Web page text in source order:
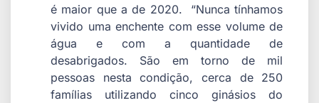
é maior que a de 2020. “Nunca tínhamos
vivido uma enchente com esse volume de
água e com a quantidade de
desabrigados. São em torno de mil
pessoas nesta condição, cerca de 250
famílias utilizando cinco ginásios do